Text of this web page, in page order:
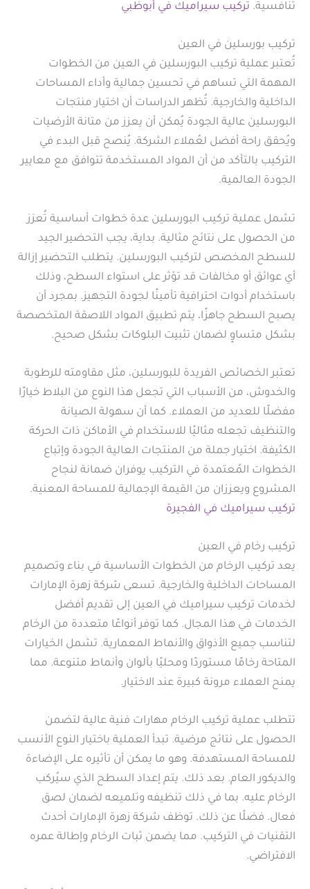
تنافسية. تركيب سيراميك في أبوظبي
تركيب بورسلين في العين
تُعتبر عملية تركيب البورسلين في العين من الخطوات
المهمة التي تساهم في تحسين جمالية وأداء المساحات
الداخلية والخارجية. تُظهر الدراسات أن اختيار منتجات
البورسلين عالية الجودة يُمكن أن يعزز من متانة الأرضيات
ويُحقق راحة أفضل لعُملاء الشركة. يُنصح قبل البدء في
التركيب بالتأكد من أن المواد المستخدمة تتوافق مع معايير
الجودة العالمية.
تشمل عملية تركيب البورسلين عدة خطوات أساسية تُعزز
من الحصول على نتائج مثالية. بداية، يجب التحضير الجيد
للسطح المخصص لتركيب البورسلين. يتطلب التحضير إزالة
أي عوائق أو مخالفات قد تؤثر على استواء السطح، وذلك
باستخدام أدوات احترافية تأمينًا لجودة التجهيز. بمجرد أن
يصبح السطح جاهزًا، يتم تطبيق المواد اللاصقة المتخصصة
بشكل متساوٍ لضمان تثبيت البلوكات بشكل صحيح.
تعتبر الخصائص الفريدة للبورسلين، مثل مقاومته للرطوبة
والخدوش، من الأسباب التي تجعل هذا النوع من البلاط خيارًا
مفضلًا للعديد من العملاء. كما أن سهولة الصيانة
والتنظيف تجعله مثاليًا للاستخدام في الأماكن ذات الحركة
الكثيفة. اختيار جملة من المنتجات العالية الجودة وإتباع
الخطوات المُعتمدة في التركيب يوفران ضمانة لنجاح
المشروع ويعززان من القيمة الإجمالية للمساحة المعنية.
تركيب سيراميك في الفجيرة
تركيب رخام في العين
يعد تركيب الرخام من الخطوات الأساسية في بناء وتصميم
المساحات الداخلية والخارجية. تسعى شركة زهرة الإمارات
لخدمات تركيب سيراميك في العين إلى تقديم أفضل
الخدمات في هذا المجال. كما توفر أنواعًا متعددة من الرخام
لتناسب جميع الأذواق والأنماط المعمارية. تشمل الخيارات
المتاحة رخامًا مستوردًا ومحليًا بألوان وأنماط متنوعة. مما
يمنح العملاء مرونة كبيرة عند الاختيار.
تتطلب عملية تركيب الرخام مهارات فنية عالية لتضمن
الحصول على نتائج مرضية. تبدأ العملية باختيار النوع الأنسب
للمساحة المستهدفة. وهو ما يمكن أن تأثيره على الإضاءة
والديكور العام. بعد ذلك. يتم إعداد السطح الذي سيُركب
الرخام عليه. بما في ذلك تنظيفه وتلميعه لضمان لصق
فعال. فضلًا عن ذلك. توظف شركة زهرة الإمارات أحدث
التقنيات في التركيب. مما يضمن ثبات الرخام وإطالة عمره
الافتراضي.